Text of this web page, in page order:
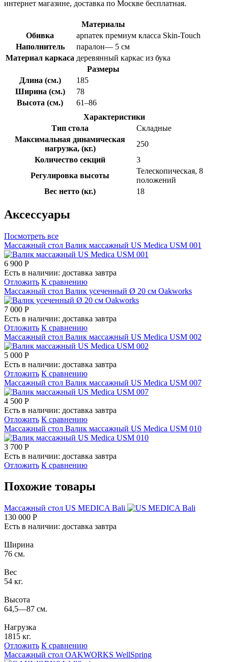
интернет магазине, доставка по Москве бесплатная.
Материалы
Обивка
арпатек премиум класса Skin-Touch
Наполнитель
паралон— 5 см
Материал каркаса деревянный каркас из бука
Размеры
Длина (см.)
185
Ширина (см.)
78
Высота (см.)
61–86
Характеристики
Тип стола
Складные
Максимальная динамическая
нагрузка, (кг.)
250
Количество секций
3
Регулировка высоты
Телескопическая, 8
положений
Вес нетто (кг.)
18
Аксессуары
Посмотреть все
Массажный стол Валик массажный US Medica USM 001
6 900 Р
Есть в наличии: доставка завтра
Отложить К сравнению
Массажный стол Валик усеченный Ø 20 см Oakworks
7 000 Р
Есть в наличии: доставка завтра
Отложить К сравнению
Массажный стол Валик массажный US Medica USM 002
5 000 Р
Есть в наличии: доставка завтра
Отложить К сравнению
Массажный стол Валик массажный US Medica USM 007
4 500 Р
Есть в наличии: доставка завтра
Отложить К сравнению
Массажный стол Валик массажный US Medica USM 010
3 700 Р
Есть в наличии: доставка завтра
Отложить К сравнению
Похожие товары
Массажный стол US MEDICA Bali
130 000 Р
Есть в наличии: доставка завтра
Ширина
76 см.
Вес
54 кг.
Высота
64,5—87 см.
Нагрузка
1815 кг.
Отложить К сравнению
Массажный стол OAKWORKS WellSpring